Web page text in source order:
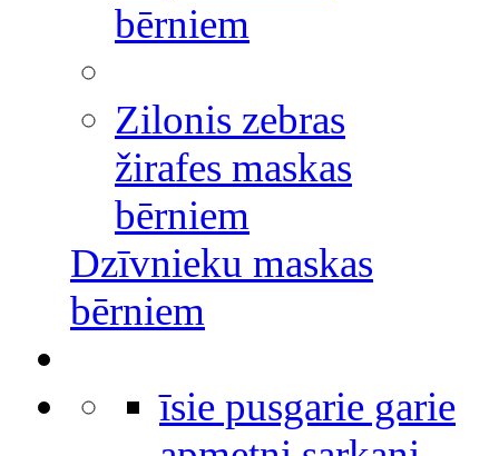
bērniem
Zilonis zebras
žirafes maskas
bērniem
Dzīvnieku maskas
bērniem
īsie pusgarie garie